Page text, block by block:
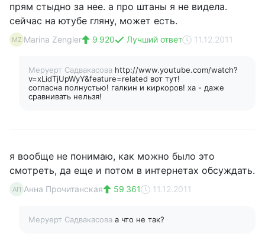
прям стыдно за нее. а про штаны я не видела.
сейчас на ютубе гляну, может есть.
MZ Marina Zengler 9 920 Лучший ответ 11.12.2011
Меруерт Садвакасова http://www.youtube.com/watch?
v=xLidTjUpWyY&feature=related вот тут!
согласна полнустью! галкин и киркоров! ха - даже
сравнивать нельзя!
я вообще не понимаю, как можно было это
смотреть, да еще и потом в интернетах обсуждать.
АП Анна Прочитанская 59 361 11.12.2011
Меруерт Садвакасова а что не так?